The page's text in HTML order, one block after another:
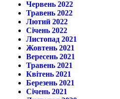
Червень 2022
Травень 2022
Лютий 2022
Січень 2022
Листопад 2021
Жовтень 2021
Вересень 2021
Травень 2021
Квітень 2021
Березень 2021
Січень 2021